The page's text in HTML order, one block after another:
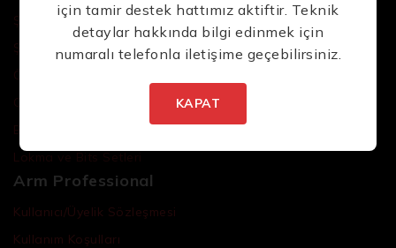
Şarjlı El Aletleri
Şarjlı Led Lambalar
Özel Tasarım El Aletleri
Cırcır Kolları
Batarya ve Adaptörler
Lokma ve Bits Setleri
Arm Professional
Kullanıcı/Üyelik Sözleşmesi
Kullanım Koşulları
İstenmeyen posta göndermiyoruz! Daha fazla bilgi
için tamir destek hattımız aktiftir. Teknik
detaylar hakkında bilgi edinmek için
numaralı telefonla iletişime geçebilirsiniz.
KAPAT